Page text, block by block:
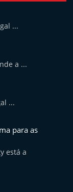
...
a ...
...
para as
está a